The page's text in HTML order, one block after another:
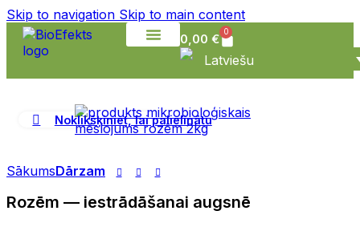
Skip to navigation Skip to main content
0,00 €
0
Latviešu
Noklikšķiniet, lai palielinātu
SākumsDārzam
Rozēm — iestrādāšanai augsnē